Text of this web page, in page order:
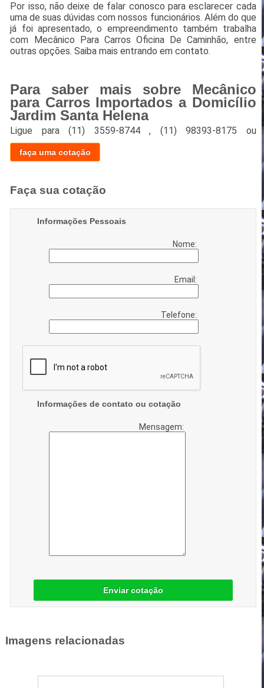
Por isso, não deixe de falar conosco para esclarecer cada
uma de suas dúvidas com nossos funcionários. Além do que
já foi apresentado, o empreendimento também trabalha
com Mecânico Para Carros Oficina De Caminhão, entre
outras opções. Saiba mais entrando em contato.
Para saber mais sobre Mecânico
para Carros Importados a Domicílio
Jardim Santa Helena
Ligue para(11) 3559-8744 , (11) 98393-8175 ou
faça uma cotação
Faça sua cotação
Informações Pessoais
Nome:
Email:
Telefone:
Informações de contato ou cotação
Mensagem:
Enviar cotação
Imagens relacionadas